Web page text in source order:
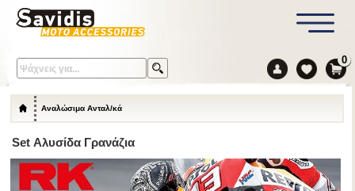
0
Αναλώσιμα Ανταλ/κά
Set Αλυσίδα Γρανάζια